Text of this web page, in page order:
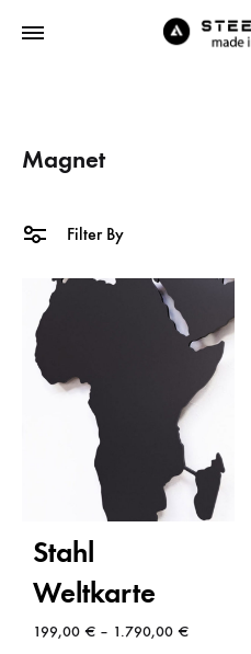
Magnet
Filter By
Stahl
Weltkarte
199,00 € – 1.790,00 €